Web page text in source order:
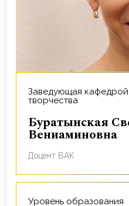
Заведующая кафедрой балетмейстерского
творчества
Буратынская Светлана
Вениаминовна
Доцент ВАК
Уровень образования